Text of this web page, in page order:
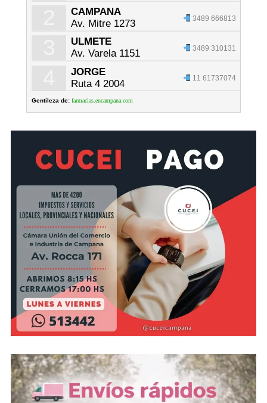
CAMPANA
Av. Mitre 1273
3489 666813
ULMETE
Av. Varela 1151
3489 310131
JORGE
Ruta 4 2004
11 61737074
Gentileza de: farmacias.encampana.com